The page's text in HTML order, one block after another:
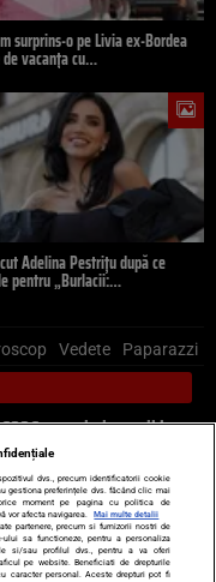
surprins-o pe Livia ex-Bordea
vacanța cu…
Adelina Pestrițu după ce
pentru „Burlacii:…
Vedete Paparazzi
sau trimite mail la
Politică
de vise
LIFE STYLE
dvs., precum identificatorii cookie
gestiona preferințele dvs. făcând clic mai
moment pe pagina cu politica de
vor afecta navigarea.
Mai multe detalii
partenere, precum si furnizorii nostri de
sa functioneze, pentru a personaliza
si/sau profilul dvs., pentru a va oferi
pe website. Beneficiati de drepturile
caracter personal. Aceste drepturi pot fi